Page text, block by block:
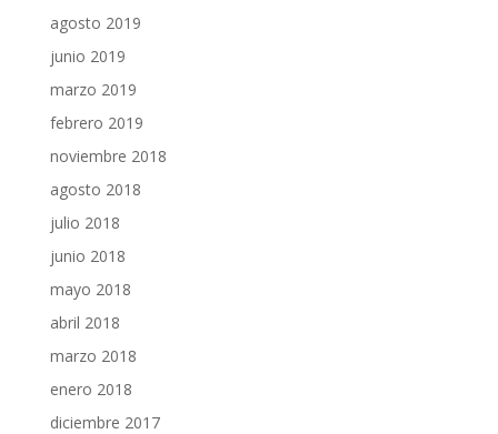
agosto 2019
junio 2019
marzo 2019
febrero 2019
noviembre 2018
agosto 2018
julio 2018
junio 2018
mayo 2018
abril 2018
marzo 2018
enero 2018
diciembre 2017